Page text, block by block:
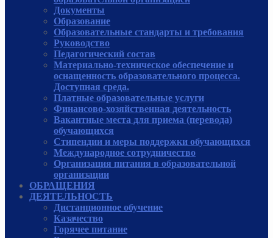
Документы
Образование
Образовательные стандарты и требования
Руководcтво
Педагогический состав
Материально-техническое обеспечение и
оснащенность образовательного процесса.
Доступная среда.
Платные образовательные услуги
Финансово-хозяйственная деятельность
Вакантные места для приема (перевода)
обучающихся
Стипендии и меры поддержки обучающихся
Международное сотрудничество
Организация питания в образовательной
организации
ОБРАЩЕНИЯ
ДЕЯТЕЛЬНОСТЬ
Дистанционное обучение
Казачество
Горячее питание